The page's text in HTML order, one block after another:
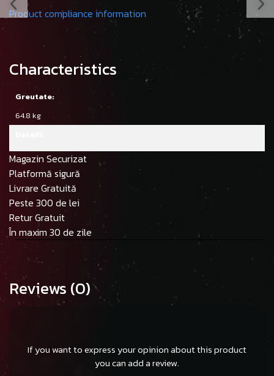
Product compliance information
Characteristics
Greutate:
64.8 kg
Magazin Securizat
Platformă sigură
Livrare Gratuită
Peste 300 de lei
Retur Gratuit
În maxim 30 de zile
Reviews (0)
If you want to express your opinion about this product
you can add a review.